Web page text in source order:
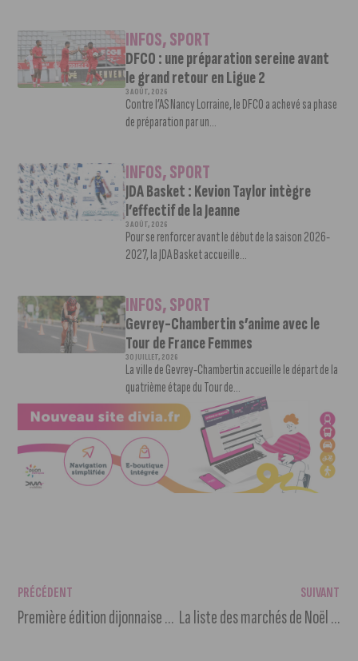
INFOS,SPORT
DFCO : une préparation sereine avant
le grand retour en Ligue 2
3 AOÛT, 2026
Contre l’AS Nancy Lorraine, le DFCO a achevé sa phase
de préparation par un...
INFOS,SPORT
JDA Basket : Kevion Taylor intègre
l’effectif de la Jeanne
3 AOÛT, 2026
Pour se renforcer avant le début de la saison 2026-
2027, la JDA Basket accueille...
INFOS,SPORT
Gevrey-Chambertin s’anime avec le
Tour de France Femmes
30 JUILLET, 2026
La ville de Gevrey-Chambertin accueille le départ de la
quatrième étape du Tour de...
PRÉCÉDENT
Première édition dijonnaise de la « semaine des handicaps »
SUIVANT
La liste des marchés de Noël 2023 à Dijon et alentours